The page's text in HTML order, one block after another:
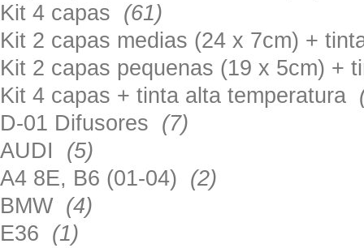
Kit 4 capas (61)
Kit 2 capas medias (24 x 7cm) +
Kit 2 capas pequenas (19 x 5cm) +
Kit 4 capas + tinta alta temperatura
D-01 Difusores (7)
AUDI (5)
A4 8E, B6 (01-04) (2)
BMW (4)
E36 (1)